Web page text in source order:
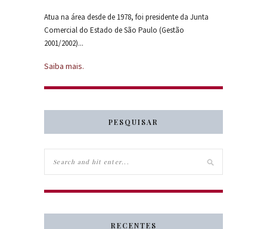
Atua na área desde de 1978, foi presidente da Junta
Comercial do Estado de São Paulo (Gestão
2001/2002)...
Saiba mais.
PESQUISAR
RECENTES